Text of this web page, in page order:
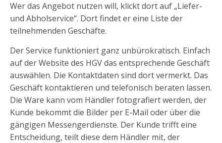
Wer das Angebot nutzen will, klickt dort auf „Liefer-
und Abholservice“. Dort findet er eine Liste der
teilnehmenden Geschäfte.
Der Service funktioniert ganz unbürokratisch. Einfach
auf der Website des HGV das entsprechende Geschäft
auswählen. Die Kontaktdaten sind dort vermerkt. Das
Geschäft kontaktieren und telefonisch beraten lassen.
Die Ware kann vom Händler fotografiert werden, der
Kunde bekommt die Bilder per E-Mail oder über die
gängigen Messengerdienste. Der Kunde trifft eine
Entscheidung, teilt diese dem Händler mit, der